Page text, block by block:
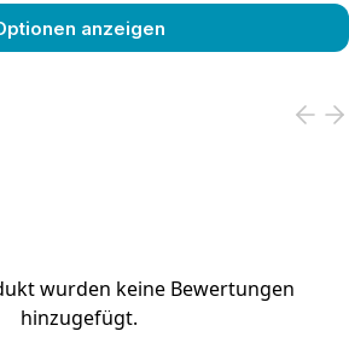
anzeigen
wurden keine Bewertungen
hinzugefügt.